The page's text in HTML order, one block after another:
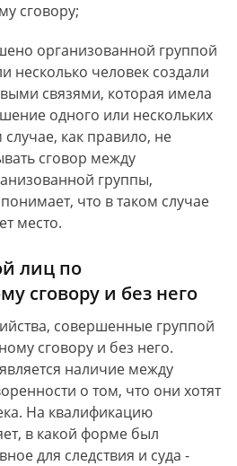
сговору;
организованной группой
несколько человек создали
связями, которая имела
одного или нескольких
случае, как правило, не
сговор между
группы,
что в таком случае
место.
лиц по
сговору и без него
совершенные группой
сговору и без него.
наличие между
о том, что они хотят
На квалификацию
в какой форме был
для следствия и суда -